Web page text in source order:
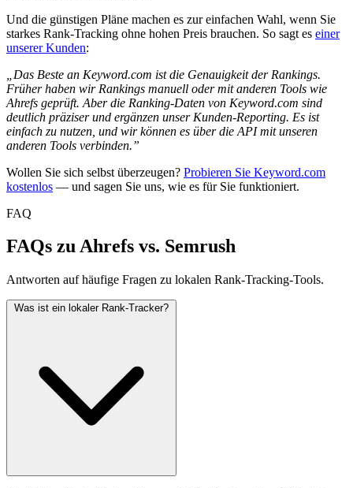
Und die günstigen Pläne machen es zur einfachen Wahl, wenn Sie
starkes Rank-Tracking ohne hohen Preis brauchen. So sagt es einer
unserer Kunden:
„Das Beste an Keyword.com ist die Genauigkeit der Rankings.
Früher haben wir Rankings manuell oder mit anderen Tools wie
Ahrefs geprüft. Aber die Ranking-Daten von Keyword.com sind
deutlich präziser und ergänzen unser Kunden-Reporting. Es ist
einfach zu nutzen, und wir können es über die API mit unseren
anderen Tools verbinden.”
Wollen Sie sich selbst überzeugen? Probieren Sie Keyword.com
kostenlos — und sagen Sie uns, wie es für Sie funktioniert.
FAQ
FAQs zu Ahrefs vs. Semrush
Antworten auf häufige Fragen zu lokalen Rank-Tracking-Tools.
Was ist ein lokaler Rank-Tracker?